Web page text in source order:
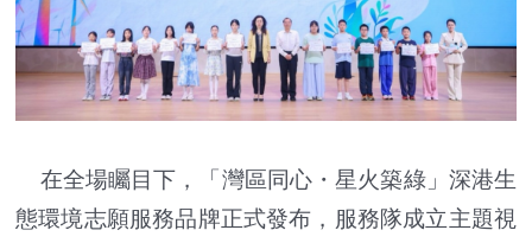
在全場矚目下，「灣區同心・星火築綠」深港生
態環境志願服務品牌正式發布，服務隊成立主題視